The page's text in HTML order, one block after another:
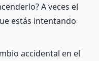
A veces el
estás intentando
accidental en el